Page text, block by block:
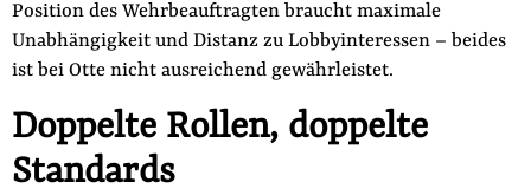
Position des Wehrbeauftragten braucht maximale
Unabhängigkeit und Distanz zu Lobbyinteressen – beides
ist bei Otte nicht ausreichend gewährleistet.
Doppelte Rollen, doppelte
Standards